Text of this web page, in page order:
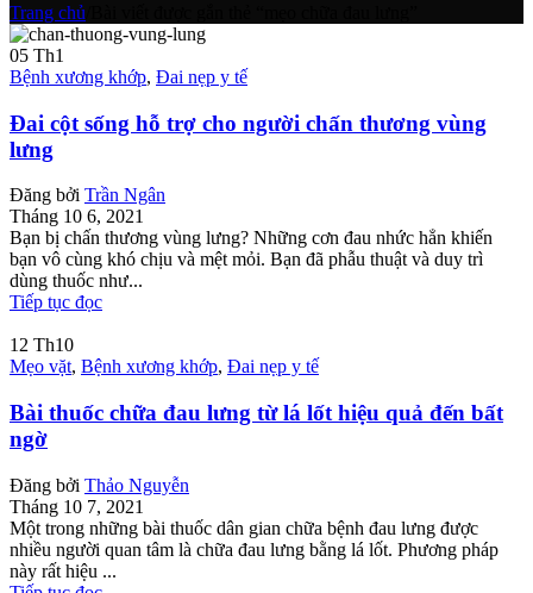
Trang chủ
05 Th1
Bệnh xương khớp, Đai nẹp y tế
Đai cột sống hỗ trợ cho người chấn thương vùng
lưng
Đăng bởi Trần Ngân
Tháng 10 6, 2021
Bạn bị chấn thương vùng lưng? Những cơn đau nhức hẳn khiến
bạn vô cùng khó chịu và mệt mỏi. Bạn đã phẫu thuật và duy trì
dùng thuốc như...
Tiếp tục đọc
12 Th10
Mẹo vặt, Bệnh xương khớp, Đai nẹp y tế
Bài thuốc chữa đau lưng từ lá lốt hiệu quả đến bất
ngờ
Đăng bởi Thảo Nguyễn
Tháng 10 7, 2021
Một trong những bài thuốc dân gian chữa bệnh đau lưng được
nhiều người quan tâm là chữa đau lưng bằng lá lốt. Phương pháp
này rất hiệu ...